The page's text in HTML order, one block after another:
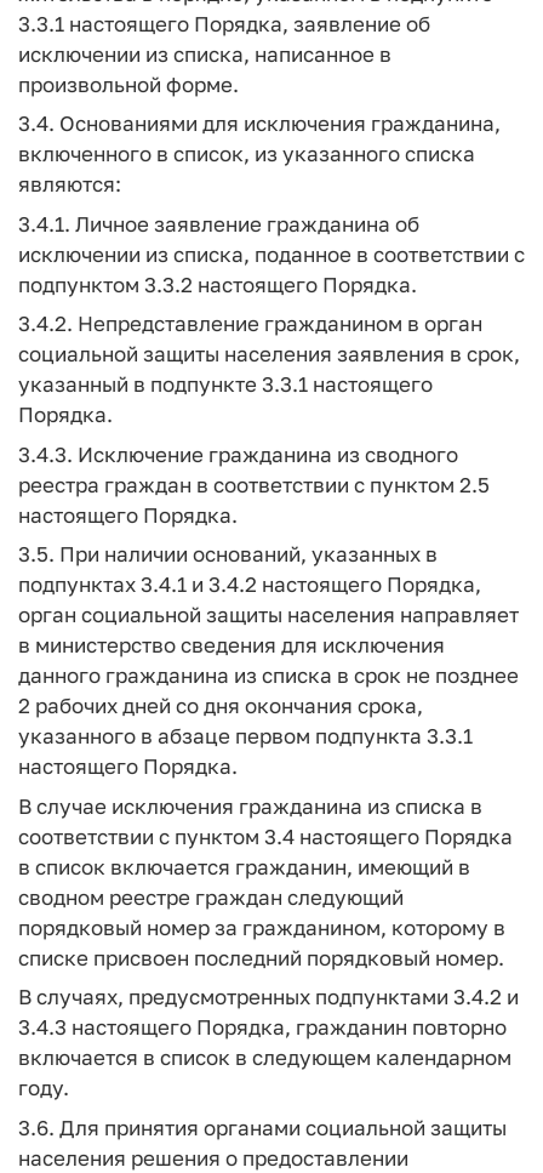
3.3.1 настоящего Порядка, заявление об
исключении из списка, написанное в
произвольной форме.
3.4. Основаниями для исключения гражданина,
включенного в список, из указанного списка
являются:
3.4.1. Личное заявление гражданина об
исключении из списка, поданное в соответствии с
подпунктом 3.3.2 настоящего Порядка.
3.4.2. Непредставление гражданином в орган
социальной защиты населения заявления в срок,
указанный в подпункте 3.3.1 настоящего
Порядка.
3.4.3. Исключение гражданина из сводного
реестра граждан в соответствии с пунктом 2.5
настоящего Порядка.
3.5. При наличии оснований, указанных в
подпунктах 3.4.1 и 3.4.2 настоящего Порядка,
орган социальной защиты населения направляет
в министерство сведения для исключения
данного гражданина из списка в срок не позднее
2 рабочих дней со дня окончания срока,
указанного в абзаце первом подпункта 3.3.1
настоящего Порядка.
В случае исключения гражданина из списка в
соответствии с пунктом 3.4 настоящего Порядка
в список включается гражданин, имеющий в
сводном реестре граждан следующий
порядковый номер за гражданином, которому в
списке присвоен последний порядковый номер.
В случаях, предусмотренных подпунктами 3.4.2 и
3.4.3 настоящего Порядка, гражданин повторно
включается в список в следующем календарном
году.
3.6. Для принятия органами социальной защиты
населения решения о предоставлении